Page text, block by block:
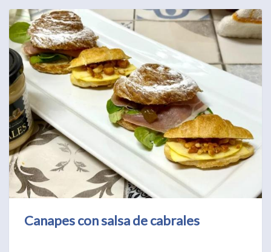
Canapes con salsa de cabrales